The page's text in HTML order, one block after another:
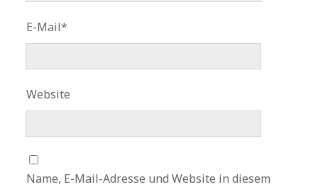
E-Mail*
Website
Name, E-Mail-Adresse und Website in diesem